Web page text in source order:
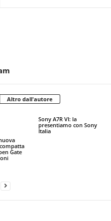
Altro dall'autore
Gate
Sony A7R VI: la
presentiamo con Sony
Italia